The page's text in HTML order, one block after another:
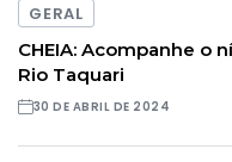
GERAL
CHEIA: Acompanhe o
Rio Taquari
30 DE ABRIL DE 2024